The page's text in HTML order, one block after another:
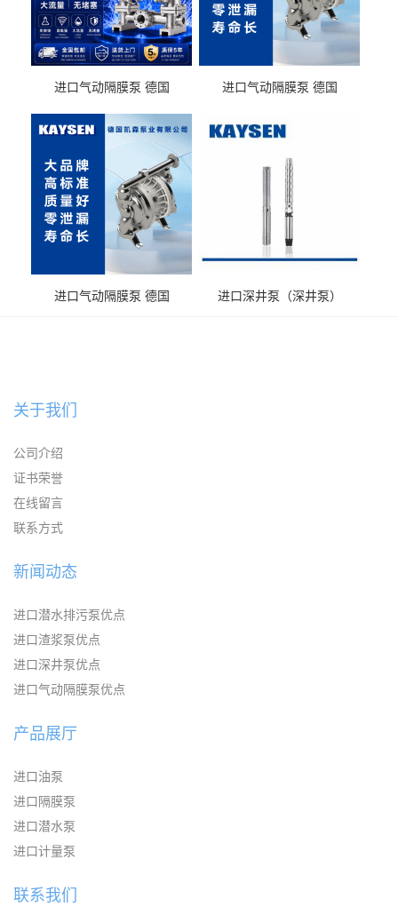
进口气动隔膜泵 德国
送气动泵
进口气动隔膜泵 德国
输送
进口气动隔膜泵 德国
进口深井泵（深井泵）
关于我们
公司介绍
证书荣誉
在线留言
联系方式
新闻动态
进口潜水排污泵优点
进口渣浆泵优点
进口深井泵优点
进口气动隔膜泵优点
产品展厅
进口油泵
进口隔膜泵
进口潜水泵
进口计量泵
联系我们